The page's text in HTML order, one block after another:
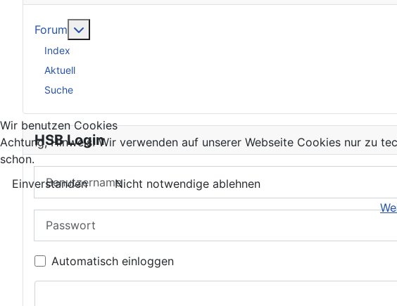
Forum
Index
Aktuell
Suche
HSB Login
Automatisch einloggen
Wir benutzen Cookies
Achtung, Hinweis! Wir verwenden auf unserer Webseite Cookies nur zu
schon.
Einverstanden
Nicht notwendige ablehnen